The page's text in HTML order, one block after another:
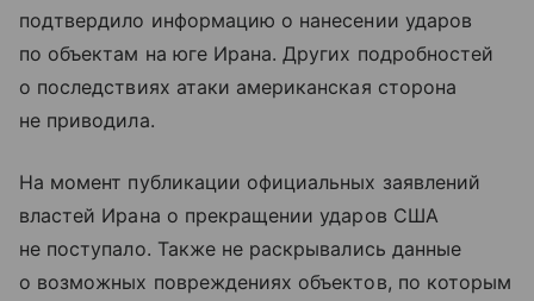
подтвердило информацию о нанесении ударов
по объектам на юге Ирана. Других подробностей
о последствиях атаки американская сторона
не приводила.
На момент публикации официальных заявлений
властей Ирана о прекращении ударов США
не поступало. Также не раскрывались данные
о возможных повреждениях объектов, по которым